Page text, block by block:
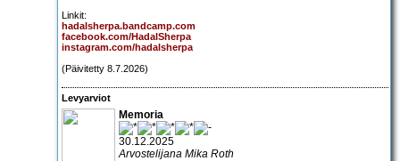
Linkit:
hadalsherpa.bandcamp.com
facebook.com/HadalSherpa
instagram.com/hadalsherpa
(Päivitetty 8.7.2026)
Levyarviot
Memoria
30.12.2025
Arvostelijana Mika Roth